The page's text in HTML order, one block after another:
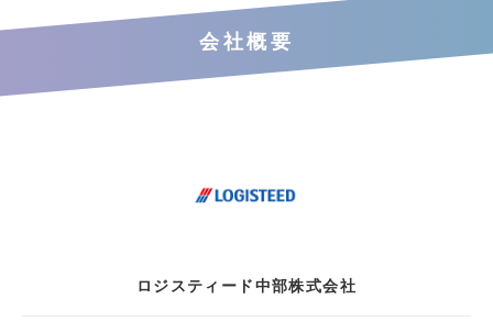
会社概要
ロジスティード中部株式会社